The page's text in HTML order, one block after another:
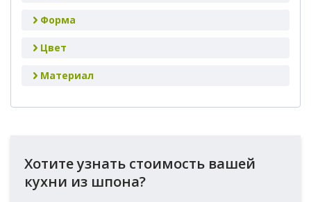
Форма
Цвет
Материал
Хотите узнать стоимость вашей
кухни из шпона?